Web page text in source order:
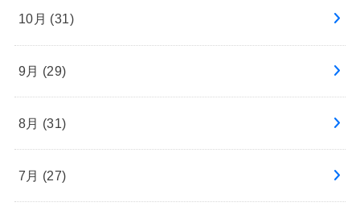
10月 (31)
9月 (29)
8月 (31)
7月 (27)